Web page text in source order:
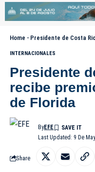
Home - Presidente de Costa
INTERNACIONALES
Presidente
recibe
de Florida
Last Updated: 9 De
ByEFE
Share